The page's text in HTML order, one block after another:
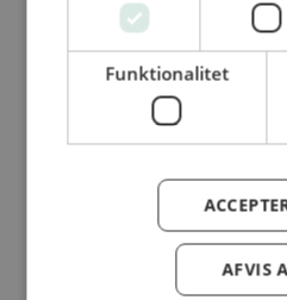
Funktionalitet
AFVIS